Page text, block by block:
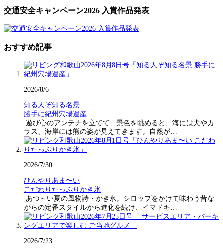
交通安全キャンペーン2026 入賞作品発表
おすすめ記事
2026/8/6
知る人ぞ知る名景
勝手に紀州穴場遺産
遊び心のアンテナを立てて、景色を眺めると、海には犬やカ
ラス、海岸には熊の姿が見えてきます。自然が…
2026/7/30
ひんやりあま〜い
こだわりたっぷりかき氷
あつ～い夏の風物詩・かき氷。シロップをかけて味わう昔な
がらの定番スタイルから進化を続け、イマドキ…
2026/7/23